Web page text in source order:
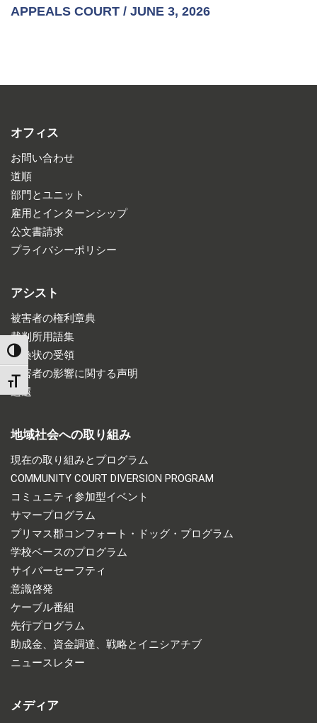
TOGGLE HIGH CONTRAST
TOGGLE FONT SIZE
APPEALS COURT / JUNE 3, 2026
オフィス
お問い合わせ
道順
部門とユニット
雇用とインターンシップ
公文書請求
プライバシーポリシー
アシスト
被害者の権利章典
裁判所用語集
召喚状の受領
被害者の影響に関する声明
返還
地域社会への取り組み
現在の取り組みとプログラム
COMMUNITY COURT DIVERSION PROGRAM
コミュニティ参加型イベント
サマープログラム
プリマス郡コンフォート・ドッグ・プログラム
学校ベースのプログラム
サイバーセーフティ
意識啓発
ケーブル番組
先行プログラム
助成金、資金調達、戦略とイニシアチブ
ニュースレター
メディア